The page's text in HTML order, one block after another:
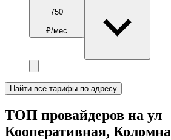
750
₽/мес
Найти все тарифы по адресу
ТОП провайдеров на ул
Кооперативная, Коломна